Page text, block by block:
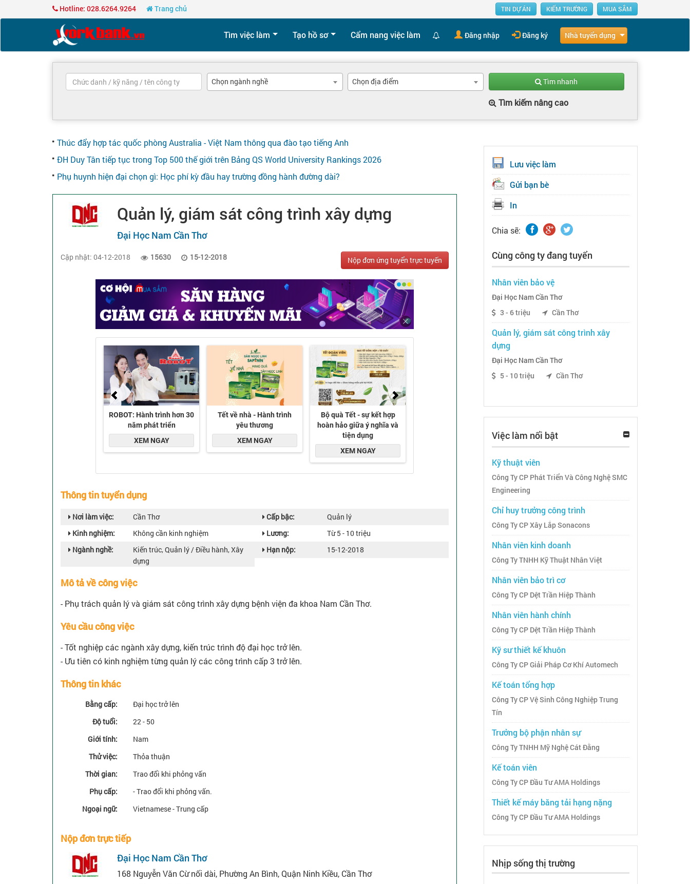
Hotline: 028.6264.9264 Trang chủ TIN DỰ ÁN KIẾM TRƯỜNG MUA SẮM
Tìm việc làm Tạo hồ sơ Cẩm nang việc làm Đăng nhập Đăng ký Nhà tuyển dụng
Chọn ngành nghề Chọn địa điểm Tìm nhanh
Tìm kiếm nâng cao
Thúc đẩy hợp tác quốc phòng Australia - Việt Nam thông qua đào tạo tiếng Anh
ĐH Duy Tân tiếp tục trong Top 500 thế giới trên Bảng QS World University Rankings 2026
Phụ huynh hiện đại chọn gì: Học phí kỳ đầu hay trường đồng hành đường dài?
Quản lý, giám sát công trình xây dựng
Đại Học Nam Cần Thơ
Cập nhật: 04-12-2018 15630 15-12-2018 Nộp đơn ứng tuyển trực tuyến
Thông tin tuyển dụng
Nơi làm việc:
Cần Thơ
Kinh nghiệm:
Không cần kinh nghiệm
Ngành nghề:
Kiến trúc, Quản lý / Điều hành, Xây
dựng
Cấp bậc:
Quản lý
Lương:
Từ 5 - 10 triệu
Hạn nộp:
15-12-2018
Mô tả về công việc
- Phụ trách quản lý và giám sát công trình xây dựng bệnh viện đa khoa Nam Cần Thơ.
Yêu cầu công việc
- Tốt nghiệp các ngành xây dựng, kiến trúc trình độ đại học trở lên.
- Ưu tiên có kinh nghiệm từng quản lý các công trình cấp 3 trở lên.
Thông tin khác
Bằng cấp:
Đại học trở lên
Độ tuổi:
22 - 50
Giới tính:
Nam
Thử việc:
Thỏa thuận
Thời gian:
Trao đổi khi phỏng vấn
Phụ cấp:
- Trao đổi khi phỏng vấn.
Ngoại ngữ:
Vietnamese - Trung cấp
Nộp đơn trực tiếp
Đại Học Nam Cần Thơ
168 Nguyễn Văn Cừ nối dài, Phường An Bình, Quận Ninh Kiều, Cần Thơ
Lưu việc làm
Gửi bạn bè
In
Chia sẽ:
Cùng công ty đang tuyển
Nhân viên bảo vệ
Đại Học Nam Cần Thơ
3 - 6 triệu
Cần Thơ
Quản lý, giám sát công trình xây
dựng
Đại Học Nam Cần Thơ
5 - 10 triệu
Cần Thơ
Việc làm nổi bật
Kỹ thuật viên
Công Ty CP Phát Triển Và Công Nghệ SMC
Engineering
Chỉ huy trưởng công trình
Công Ty CP Xây Lắp Sonacons
Nhân viên kinh doanh
Công Ty TNHH Kỹ Thuật Nhân Việt
Nhân viên bảo trì cơ
Công Ty CP Dệt Trần Hiệp Thành
Nhân viên hành chính
Công Ty CP Dệt Trần Hiệp Thành
Kỹ sư thiết kế khuôn
Công Ty CP Giải Pháp Cơ Khí Automech
Kế toán tổng hợp
Công Ty CP Vệ Sinh Công Nghiệp Trung
Tín
Trưởng bộ phận nhân sự
Công Ty TNHH Mỹ Nghệ Cát Đằng
Kế toán viên
Công Ty CP Đầu Tư AMA Holdings
Thiết kế máy băng tải hạng nặng
Công Ty CP Đầu Tư AMA Holdings
Nhịp sống thị trường